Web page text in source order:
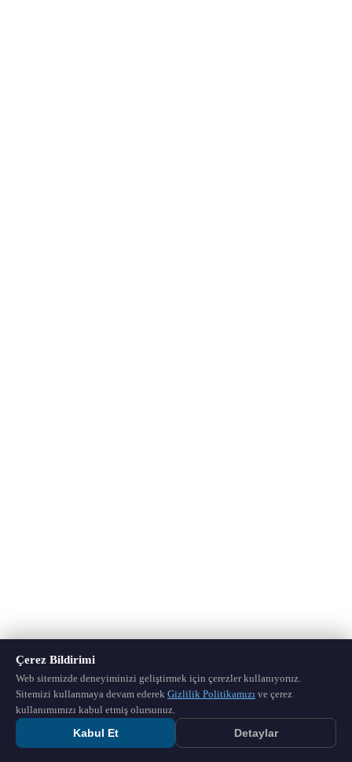
Çerez Bildirimi
Web sitemizde deneyiminizi geliştirmek için çerezler kullanıyoruz.
Sitemizi kullanmaya devam ederek Gizlilik Politikamızı ve çerez
kullanımımızı kabul etmiş olursunuz.
Kabul Et Detaylar